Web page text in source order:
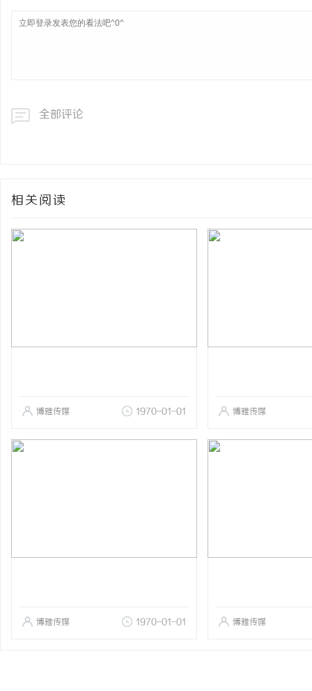
全部评论
相关阅读
博雅传媒 1970-01-01 博雅传媒
博雅传媒 1970-01-01 博雅传媒